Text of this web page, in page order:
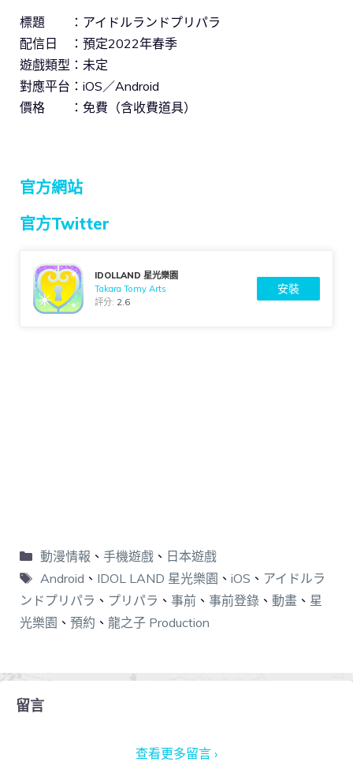
標題 ：アイドルランドプリパラ
配信日 ：預定2022年春季
遊戲類型：未定
對應平台：iOS／Android
價格 ：免費（含收費道具）
官方網站
官方Twitter
IDOLLAND 星光樂園
Takara Tomy Arts
評分: 2.6
安裝
動漫情報 、 手機遊戲、 日本遊戲
Android 、 IDOL LAND 星光樂園 、 iOS 、 アイドルラ
ンドプリパラ 、 プリパラ 、 事前 、 事前登錄 、 動畫 、 星
光樂園 、 預約 、 龍之子 Production
留言
查看更多留言 ›